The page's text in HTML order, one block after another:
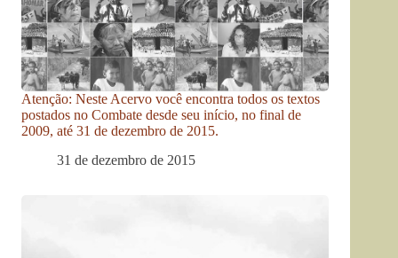
Atenção: Neste Acervo você encontra todos os textos
postados no Combate desde seu início, no final de
2009, até 31 de dezembro de 2015.
31 de dezembro de 2015